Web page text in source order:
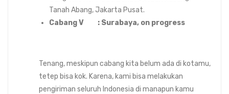
Tanah Abang, Jakarta Pusat.
Cabang V : Surabaya, on progress
Tenang, meskipun cabang kita belum ada di kotamu,
tetep bisa kok. Karena, kami bisa melakukan
pengiriman seluruh Indonesia di manapun kamu